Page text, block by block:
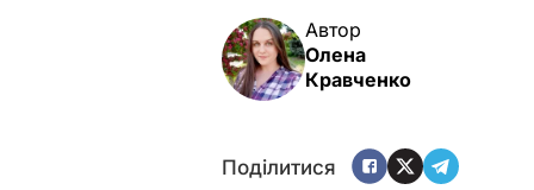
Автор
Олена
Кравченко
Поділитися